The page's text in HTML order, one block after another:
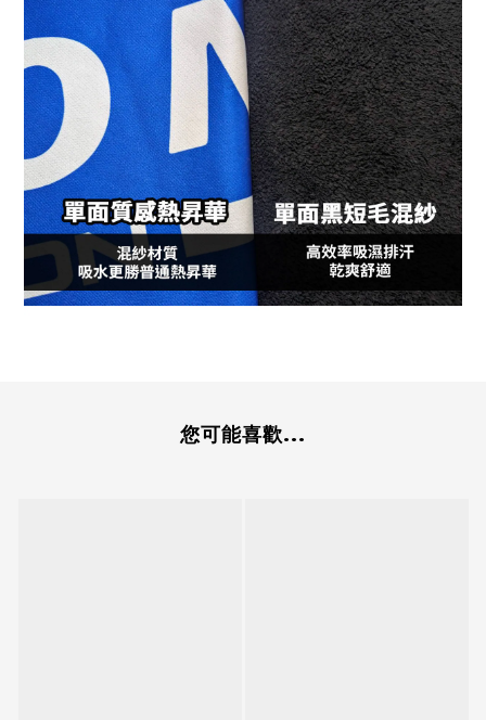
您可能喜歡...